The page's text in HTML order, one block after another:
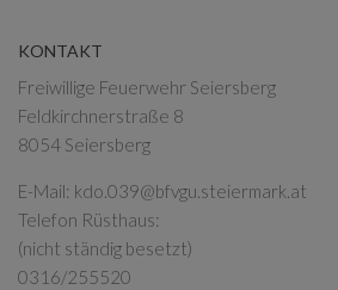
KONTAKT
Freiwillige Feuerwehr Seiersberg
Feldkirchnerstraße 8
8054 Seiersberg
E-Mail: kdo.039@bfvgu.steiermark.at
Telefon Rüsthaus:
(nicht ständig besetzt)
0316/255520